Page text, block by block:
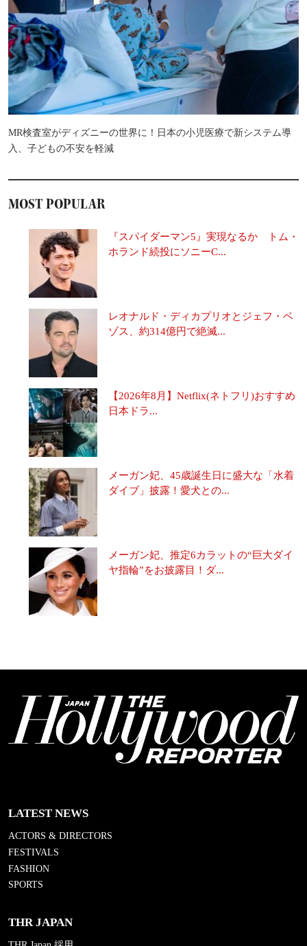
MR検査室がディズニーの世界に！日本の小児医療で新システム導
入、子どもの不安を軽減
MOST POPULAR
『スパイダーマン5』実現なるか トム・
ホランド続投にソニーC...
レオナルド・ディカプリオとジェフ・ベ
ゾス、約314億円で絶滅...
【2026年8月】Netflix(ネトフリ)おすすめ
日本ドラ...
メーガン妃、45歳誕生日に盛大な「水着
ダイブ」披露！愛犬との...
メーガン妃、推定6カラットの“巨大ダイ
ヤ指輪”をお披露目！ダ...
LATEST NEWS
ACTORS & DIRECTORS
FESTIVALS
FASHION
SPORTS
THR JAPAN